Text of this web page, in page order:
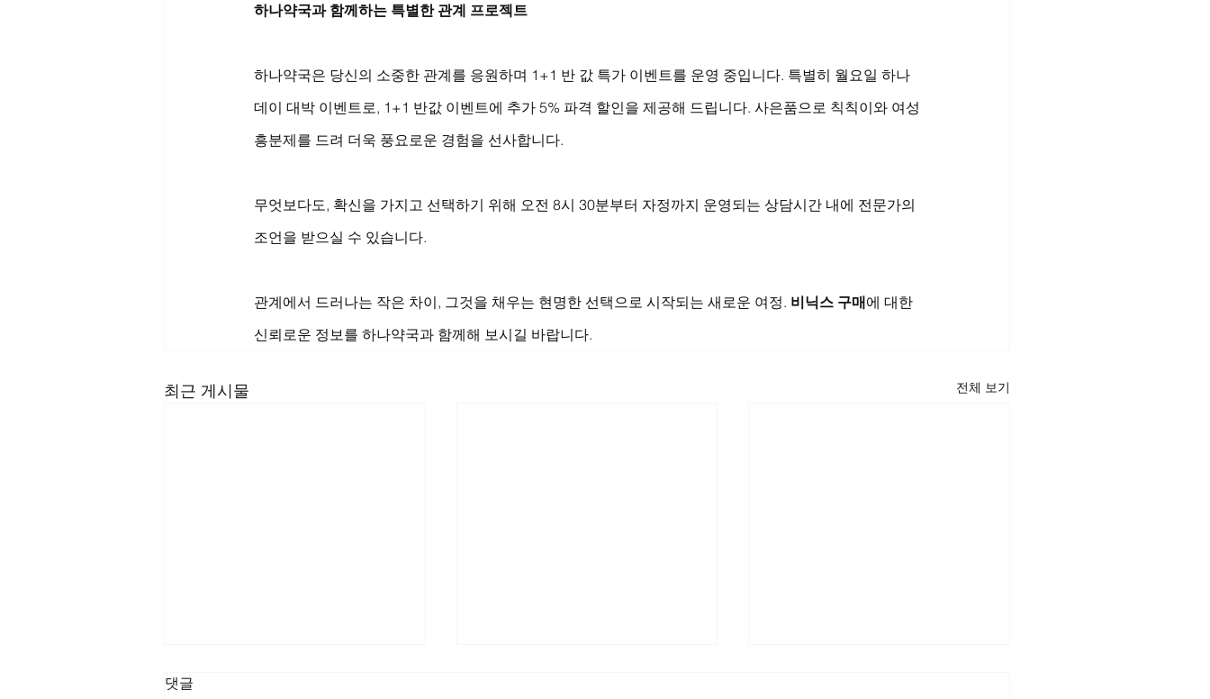
하나약국과 함께하는 특별한 관계 프로젝트
하나약국은 당신의 소중한 관계를 응원하며 1+1 반 값 특가 이벤트를 운영 중입니다. 특별히 월요일 하나
데이 대박 이벤트로, 1+1 반값 이벤트에 추가 5% 파격 할인을 제공해 드립니다. 사은품으로 칙칙이와 여성
흥분제를 드려 더욱 풍요로운 경험을 선사합니다.
무엇보다도, 확신을 가지고 선택하기 위해 오전 8시 30분부터 자정까지 운영되는 상담시간 내에 전문가의
조언을 받으실 수 있습니다.
관계에서 드러나는 작은 차이, 그것을 채우는 현명한 선택으로 시작되는 새로운 여정. 비닉스 구매에 대한
신뢰로운 정보를 하나약국과 함께해 보시길 바랍니다.
최근 게시물 전체 보기
댓글